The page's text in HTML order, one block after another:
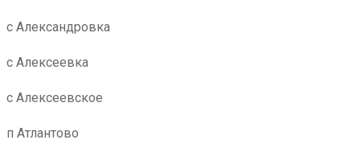
с Александровка
с Алексеевка
с Алексеевское
п Атлантово